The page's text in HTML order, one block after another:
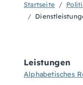
Startseite
Leistungen
Alphabetisches